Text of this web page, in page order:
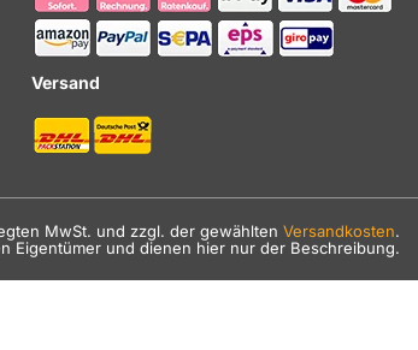
Versand
MwSt. und zzgl. der gewählten Versandkosten.
Eigentümer und dienen hier nur der Beschreibung.